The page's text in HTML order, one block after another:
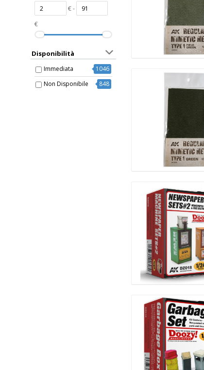
€ -
€
Disponibilità
Immediata
1046
Non Disponibile
848